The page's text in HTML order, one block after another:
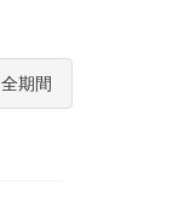
全期間